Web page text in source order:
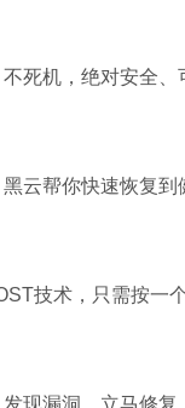
机，绝对安全、
帮你快速恢复到
技术，只需按一
漏洞，立马修复